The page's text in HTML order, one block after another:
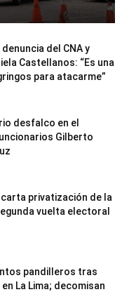
del CNA y
Castellanos: “Es una
para atacarme”
desfalco en el
Gilberto
privatización de la
vuelta electoral
pandilleros tras
La Lima; decomisan